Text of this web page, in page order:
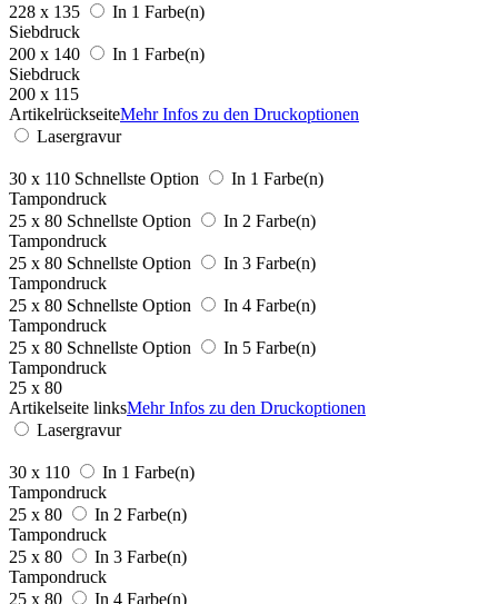
228 x 135
In 1 Farbe(n)
Siebdruck
200 x 140
In 1 Farbe(n)
Siebdruck
200 x 115
ArtikelrückseiteMehr Infos zu den Druckoptionen
Lasergravur
30 x 110 Schnellste Option
In 1 Farbe(n)
Tampondruck
25 x 80 Schnellste Option
In 2 Farbe(n)
Tampondruck
25 x 80 Schnellste Option
In 3 Farbe(n)
Tampondruck
25 x 80 Schnellste Option
In 4 Farbe(n)
Tampondruck
25 x 80 Schnellste Option
In 5 Farbe(n)
Tampondruck
25 x 80
Artikelseite linksMehr Infos zu den Druckoptionen
Lasergravur
30 x 110
In 1 Farbe(n)
Tampondruck
25 x 80
In 2 Farbe(n)
Tampondruck
25 x 80
In 3 Farbe(n)
Tampondruck
25 x 80
In 4 Farbe(n)